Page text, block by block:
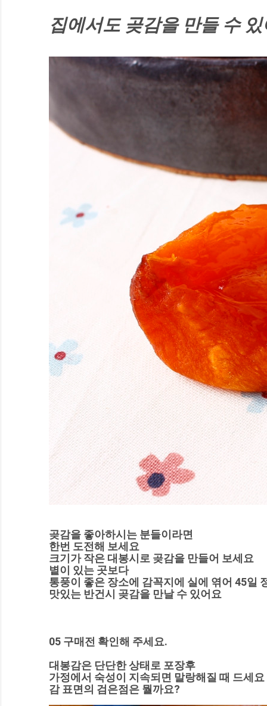
집에서도 곶감을 만들 수
곶감을 좋아하시는 분들이라면
한번 도전해 보세요
크기가 작은 대봉시로 곶감을 만들어 보세요
볕이 있는 곳보다
통풍이 좋은 장소에 감꼭지에 실에 엮어 45일
맛있는 반건시 곶감을 만날 수 있어요
05 구매전 확인해 주세요.
대봉감은 단단한 상태로 포장후
가정에서 숙성이 지속되면 말랑해질 때 드세요
감 표면의 검은점은 뭘까요?